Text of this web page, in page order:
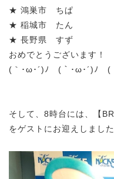
★ 鴻巣市 ちぱ
★ 稲城市 たん
★ 長野県 すず
おめでとうございます！
(｀･ω･´)ﾉ (｀･ω･´)ﾉ (
そして、8時台には、【
をゲストにお迎えしました